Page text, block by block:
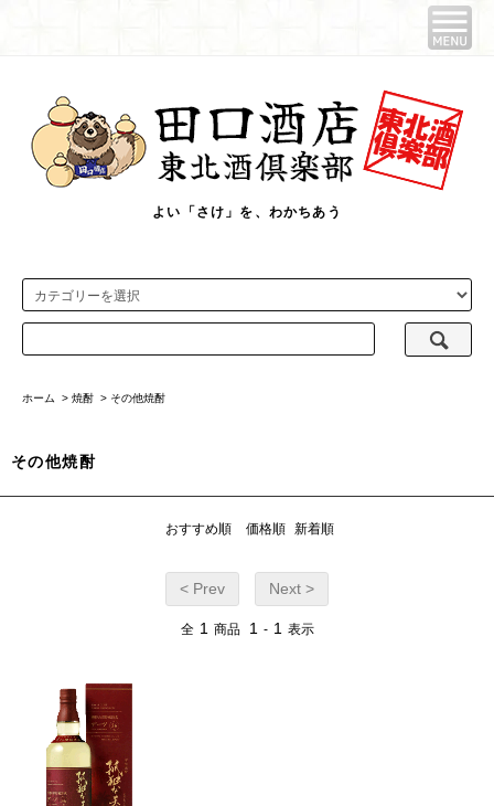
よい「さけ」を、わかちあう
ホーム > 焼酎 > その他焼酎
その他焼酎
おすすめ順 価格順 新着順
< Prev Next >
全 1 商品 1 - 1 表示